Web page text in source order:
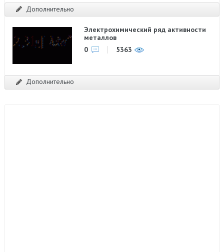
Дополнительно
Электрохимический ряд активности
металлов
0
5363
Дополнительно